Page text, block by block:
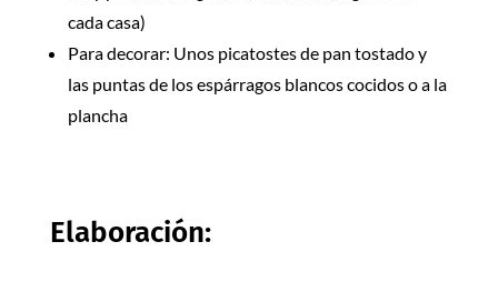
cada casa)
Para decorar: Unos picatostes de pan tostado y
las puntas de los espárragos blancos cocidos o a la
plancha
Elaboración: